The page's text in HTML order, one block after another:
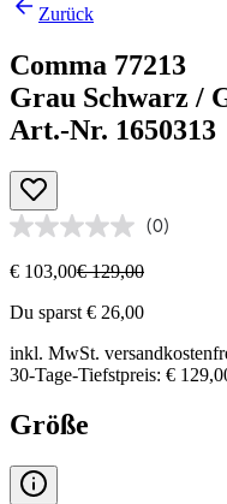
Zurück
Comma 77213
Grau Schwarz /
Art.-Nr. 1650313
(0)
€ 103,00€ 129,00
Du sparst € 26,00
inkl. MwSt.
30-Tage-Tiefstpreis: €
Größe